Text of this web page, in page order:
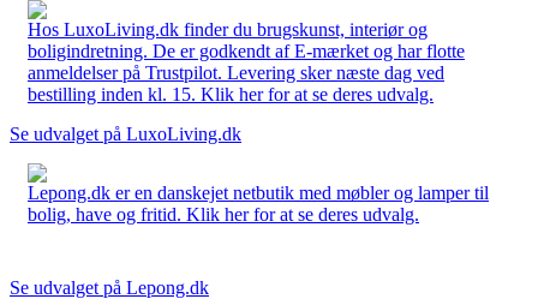
Hos LuxoLiving.dk finder du brugskunst, interiør og
boligindretning. De er godkendt af E-mærket og har flotte
anmeldelser på Trustpilot. Levering sker næste dag ved
bestilling inden kl. 15. Klik her for at se deres udvalg.
Se udvalget på LuxoLiving.dk
Lepong.dk er en danskejet netbutik med møbler og lamper til
bolig, have og fritid. Klik her for at se deres udvalg.
Se udvalget på Lepong.dk